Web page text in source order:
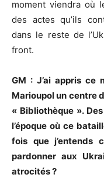
moment viendra où
des actes qu’ils
dans le reste de
front.
GM : J’ai appris ce
Marioupol un centre
« Bibliothèque ».
l’époque où ce
fois que j’entends
pardonner aux
atrocités ?